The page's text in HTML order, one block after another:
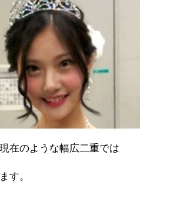
在のような幅広二重では
す。